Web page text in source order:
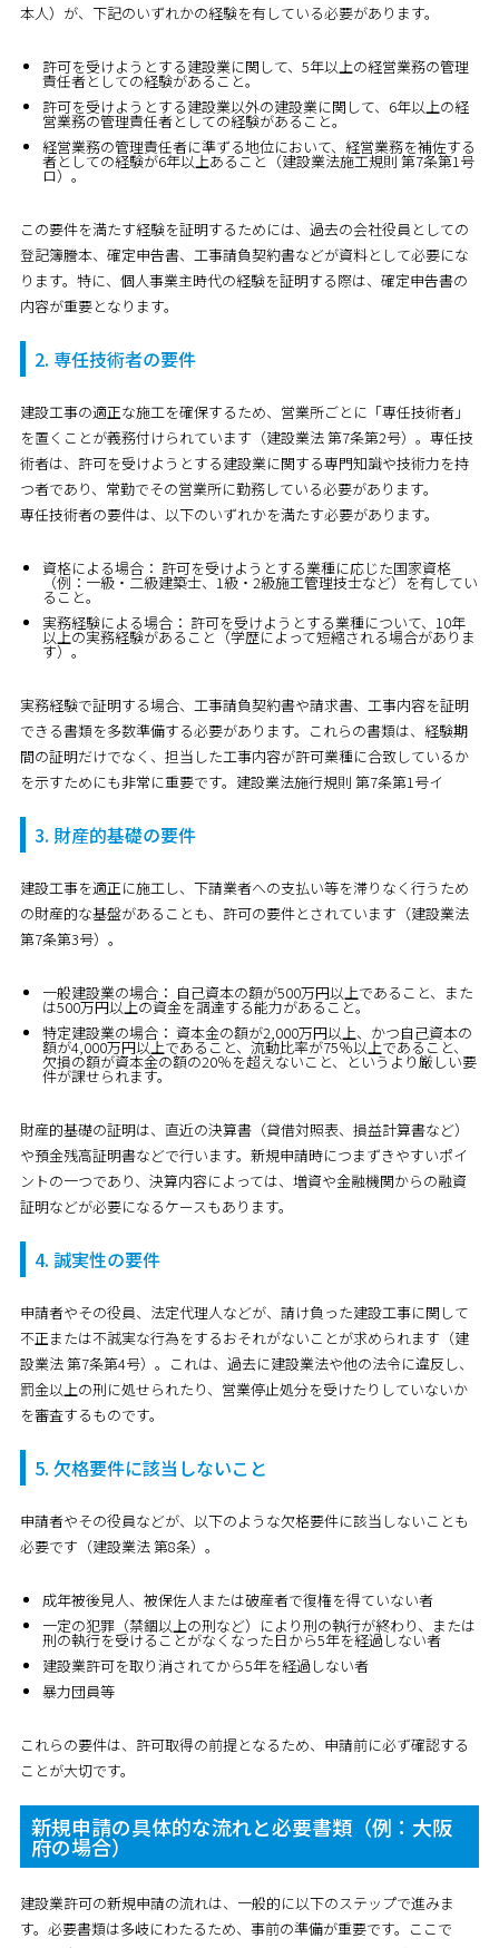
本人）が、下記のいずれかの経験を有している必要があります。
許可を受けようとする建設業に関して、5年以上の経営業務の管理
責任者としての経験があること。
許可を受けようとする建設業以外の建設業に関して、6年以上の経
営業務の管理責任者としての経験があること。
経営業務の管理責任者に準ずる地位において、経営業務を補佐する
者としての経験が6年以上あること（建設業法施工規則 第7条第1号
ロ）。
この要件を満たす経験を証明するためには、過去の会社役員としての
登記簿謄本、確定申告書、工事請負契約書などが資料として必要にな
ります。特に、個人事業主時代の経験を証明する際は、確定申告書の
内容が重要となります。
2. 専任技術者の要件
建設工事の適正な施工を確保するため、営業所ごとに「専任技術者」
を置くことが義務付けられています（建設業法 第7条第2号）。専任技
術者は、許可を受けようとする建設業に関する専門知識や技術力を持
つ者であり、常勤でその営業所に勤務している必要があります。
専任技術者の要件は、以下のいずれかを満たす必要があります。
資格による場合： 許可を受けようとする業種に応じた国家資格
（例：一級・二級建築士、1級・2級施工管理技士など）を有してい
ること。
実務経験による場合： 許可を受けようとする業種について、10年
以上の実務経験があること（学歴によって短縮される場合がありま
す）。
実務経験で証明する場合、工事請負契約書や請求書、工事内容を証明
できる書類を多数準備する必要があります。これらの書類は、経験期
間の証明だけでなく、担当した工事内容が許可業種に合致しているか
を示すためにも非常に重要です。建設業法施行規則 第7条第1号イ
3. 財産的基礎の要件
建設工事を適正に施工し、下請業者への支払い等を滞りなく行うため
の財産的な基盤があることも、許可の要件とされています（建設業法
第7条第3号）。
一般建設業の場合： 自己資本の額が500万円以上であること、また
は500万円以上の資金を調達する能力があること。
特定建設業の場合： 資本金の額が2,000万円以上、かつ自己資本の
額が4,000万円以上であること、流動比率が75％以上であること、
欠損の額が資本金の額の20％を超えないこと、というより厳しい要
件が課せられます。
財産的基礎の証明は、直近の決算書（貸借対照表、損益計算書など）
や預金残高証明書などで行います。新規申請時につまずきやすいポイ
ントの一つであり、決算内容によっては、増資や金融機関からの融資
証明などが必要になるケースもあります。
4. 誠実性の要件
申請者やその役員、法定代理人などが、請け負った建設工事に関して
不正または不誠実な行為をするおそれがないことが求められます（建
設業法 第7条第4号）。これは、過去に建設業法や他の法令に違反し、
罰金以上の刑に処せられたり、営業停止処分を受けたりしていないか
を審査するものです。
5. 欠格要件に該当しないこと
申請者やその役員などが、以下のような欠格要件に該当しないことも
必要です（建設業法 第8条）。
成年被後見人、被保佐人または破産者で復権を得ていない者
一定の犯罪（禁錮以上の刑など）により刑の執行が終わり、または
刑の執行を受けることがなくなった日から5年を経過しない者
建設業許可を取り消されてから5年を経過しない者
暴力団員等
これらの要件は、許可取得の前提となるため、申請前に必ず確認する
ことが大切です。
新規申請の具体的な流れと必要書類（例：大阪
府の場合）
建設業許可の新規申請の流れは、一般的に以下のステップで進みま
す。必要書類は多岐にわたるため、事前の準備が重要です。ここで